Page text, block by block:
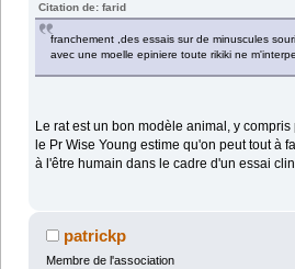
Citation de: farid
franchement ,des essais sur de minuscules
avec une moelle epiniere toute rikiki ne
Le rat est un bon modèle animal, y
le Pr Wise Young estime qu'on peut tout à
à l'être humain dans le cadre d'un essai
patrickp
Membre de l'association